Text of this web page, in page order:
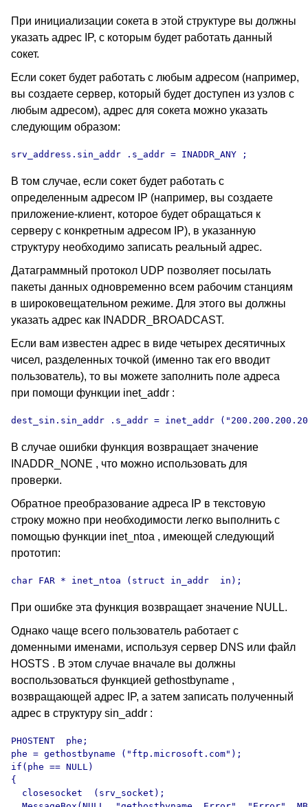
При инициализации сокета в этой структуре вы должны
указать адрес IP, с которым будет работать данный
сокет.
Если сокет будет работать с любым адресом (например,
вы создаете сервер, который будет доступен из узлов с
любым адресом), адрес для сокета можно указать
следующим образом:
srv_address.sin_addr .s_addr = INADDR_ANY ;
В том случае, если сокет будет работать с
определенным адресом
IP (например, вы создаете
приложение-клиент, которое будет обращаться к
серверу с конкретным адресом
IP), в указанную
структуру необходимо записать реальный адрес.
Датаграммный протокол UDP позволяет посылать
пакеты данных одновременно всем рабочим станциям
в широковещательном режиме. Для этого вы должны
указать адрес как INADDR_BROADCAST.
Если вам известен адрес в виде четырех десятичных
чисел, разделенных точкой (именно так его вводит
пользователь), то вы можете заполнить поле адреса
при помощи функции inet_addr :
dest_sin.sin_addr .s_addr = inet_addr
В случае ошибки функция возвращает значение
INADDR_NONE , что можно использовать для
проверки.
Обратное преобразование адреса
IP в текстовую
строку можно при необходимости легко выполнить с
помощью функции inet_ntoa , имеющей следующий
прототип:
char FAR * inet_ntoa (struct in_addr  in);
При ошибке эта функция возвращает значение NULL.
Однако чаще всего пользователь работает с
доменными именами, используя сервер DNS или файл
HOSTS . В этом случае вначале вы должны
воспользоваться функцией gethostbyname ,
возвращающей адрес IP, а затем записать полученный
адрес в структуру sin_addr :
PHOSTENT  phe;
phe = gethostbyname ("ftp.microsoft.com");
if(phe == NULL)
{
  closesocket  (srv_socket);